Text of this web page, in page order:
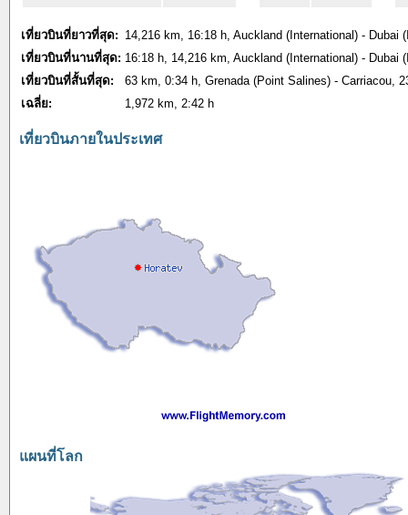
เที่ยวบินที่ยาวที่สุด: 14,216 km, 16:18 h, Auckland (International) - Dubai
เที่ยวบินที่นานที่สุด: 16:18 h, 14,216 km, Auckland (International) - Dubai
เที่ยวบินที่สั้นที่สุด:
63 km, 0:34 h, Grenada (Point Salines) - Carriacou,
เฉลี่ย:
1,972 km, 2:42 h
เที่ยวบินภายในประเทศ
แผนที่โลก